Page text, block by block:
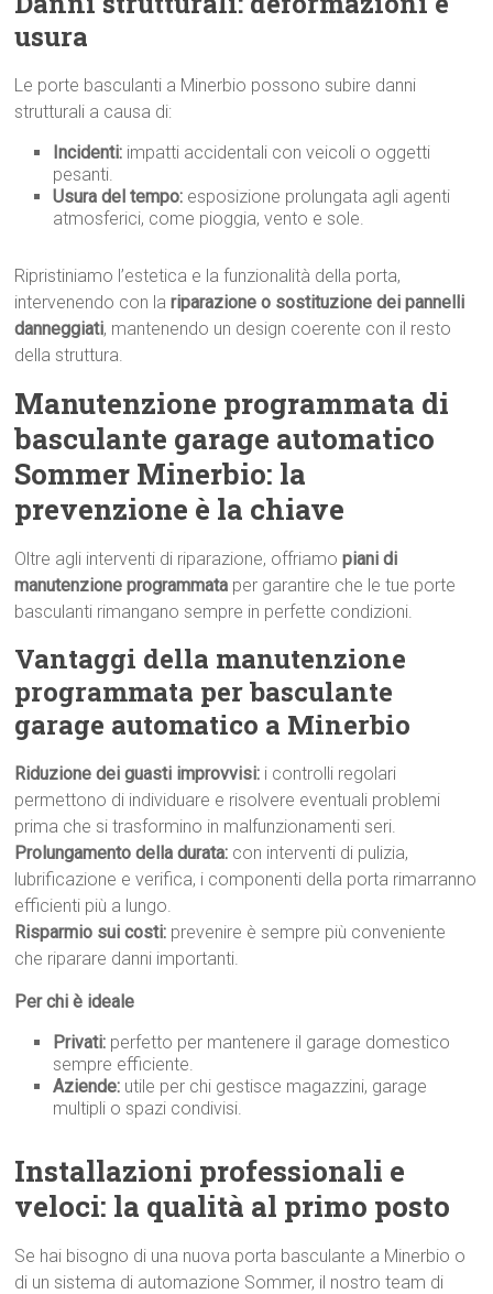
usura
Le porte basculanti a Minerbio possono subire danni
strutturali a causa di:
Incidenti: impatti accidentali con veicoli o oggetti
pesanti.
Usura del tempo: esposizione prolungata agli agenti
atmosferici, come pioggia, vento e sole.
Ripristiniamo l’estetica e la funzionalità della porta,
intervenendo con lariparazione o sostituzione dei pannelli
danneggiati, mantenendo un design coerente con il resto
della struttura.
Manutenzione programmata di
basculante garage automatico
Sommer Minerbio: la
prevenzione è la chiave
Oltre agli interventi di riparazione, offriamopiani di
manutenzione programmata per garantire che le tue porte
basculanti rimangano sempre in perfette condizioni.
Vantaggi della manutenzione
programmata per basculante
garage automatico a Minerbio
Riduzione dei guasti improvvisi: i controlli regolari
permettono di individuare e risolvere eventuali problemi
prima che si trasformino in malfunzionamenti seri.
Prolungamento della durata: con interventi di pulizia,
lubrificazione e verifica, i componenti della porta rimarranno
efficienti più a lungo.
Risparmio sui costi: prevenire è sempre più conveniente
che riparare danni importanti.
Per chi è ideale
Privati: perfetto per mantenere il garage domestico
sempre efficiente.
Aziende: utile per chi gestisce magazzini, garage
multipli o spazi condivisi.
Installazioni professionali e
veloci: la qualità al primo posto
Se hai bisogno di una nuova porta basculante a Minerbio o
di un sistema di automazione Sommer, il nostro team di